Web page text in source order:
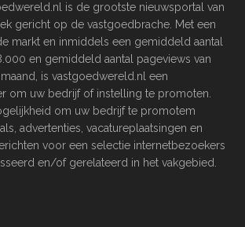
is de grootste nieuwsportal van
gericht op de vastgoedbrache. Met een
markt en inmiddels een gemiddeld aantal
en gemiddeld aantal pageviews van
is vastgoedwereld.nl een
om uw bedrijf of instelling te promoten.
om uw bedrijf te promotem
advertenties, vacatureplaatsingen en
voor een selectie internetbezoekers
en/of gerelateerd in het vakgebied.